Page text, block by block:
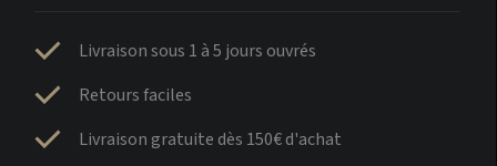
Livraison sous 1 à 5 jours ouvrés
Retours faciles
Livraison gratuite dès 150€ d'achat